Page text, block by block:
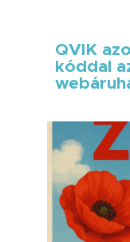
QVIK
kóddal